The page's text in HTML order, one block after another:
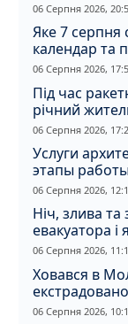
06 Серпня 2026,
Яке 7 серпня
календар та
06 Серпня 2026,
Під час
річний
06 Серпня 2026,
Услуги
этапы
06 Серпня 2026,
Ніч, злива
евакуатора і
06 Серпня 2026,
Ховався в
і відмивання
06 Серпня 2026,